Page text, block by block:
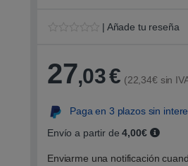
o
r
o
.
s
| Añade tu reseña
27,03€ (22,34€ sin
Paga en 3 plazos sin
Envío a partir de4,00€
Enviarme una notificación